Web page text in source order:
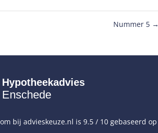
Nummer 5 →
Hypotheekadvies
Enschede
bij advieskeuze.nl is 9.5 / 10 gebaseerd op